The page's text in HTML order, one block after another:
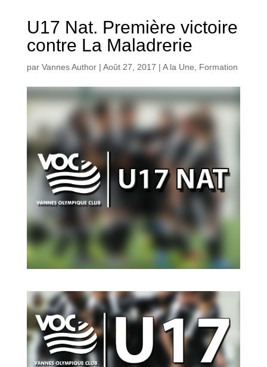
U17 Nat. Première victoire
contre La Maladrerie
par Vannes Author| Août 27, 2017 | A la Une, Formation